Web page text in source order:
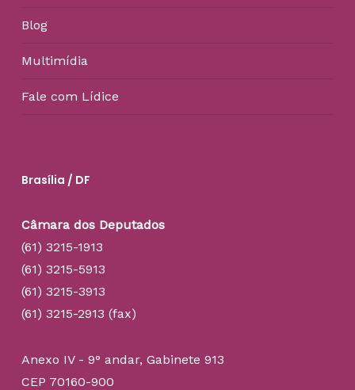
Blog
Multimídia
Fale com Lídice
Brasília / DF
Câmara dos Deputados
(61) 3215-1913
(61) 3215-5913
(61) 3215-3913
(61) 3215-2913 (fax)
Anexo IV - 9° andar, Gabinete 913
CEP 70160-900